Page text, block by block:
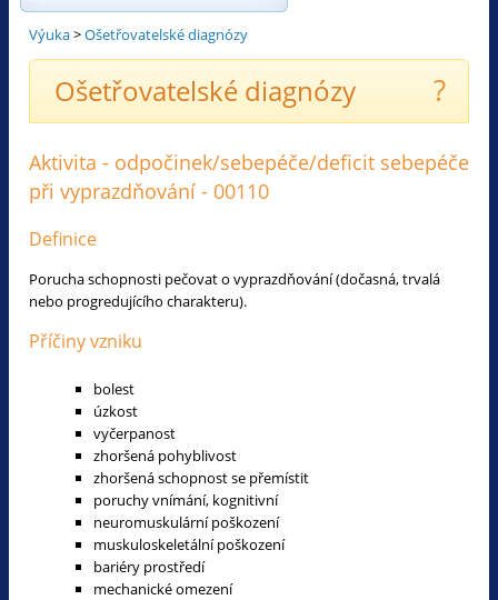
Výuka>Ošetřovatelské diagnózy
Ošetřovatelské diagnózy ?
Aktivita - odpočinek/sebepéče/deficit sebepéče
při vyprazdňování - 00110
Definice
Porucha schopnosti pečovat o vyprazdňování (dočasná, trvalá
nebo progredujícího charakteru).
Příčiny vzniku
bolest
úzkost
vyčerpanost
zhoršená pohyblivost
zhoršená schopnost se přemístit
poruchy vnímání, kognitivní
neuromuskulární poškození
muskuloskeletální poškození
bariéry prostředí
mechanické omezení